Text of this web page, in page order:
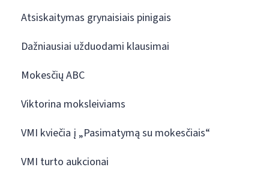
Atsiskaitymas grynaisiais pinigais
Dažniausiai užduodami klausimai
Mokesčių ABC
Viktorina moksleiviams
VMI kviečia į „Pasimatymą su mokesčiais“
VMI turto aukcionai